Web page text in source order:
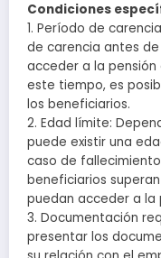
Condiciones
1. Período de
de carencia antes
acceder a la
este tiempo, es
los beneficiarios.
2. Edad límite:
puede existir una
caso de
beneficiarios
puedan acceder a la
3. Documentación
presentar los